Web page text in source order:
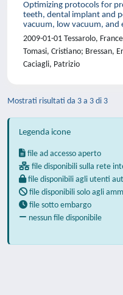
Optimizing protocols for
teeth, dental implant and
vacuum, low vacuum, and
2009-01-01 Tessarolo,
Tomasi, Cristiano; Bressan,
Caciagli, Patrizio
Mostrati risultati da 3 a 3 di 3
Legenda icone
file ad accesso aperto
file disponibili sulla rete
file disponibili agli utenti
file disponibili solo agli
file sotto embargo
nessun file disponibile